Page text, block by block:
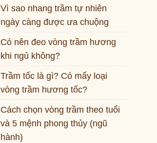
Vì sao nhang trầm tự nhiên
ngày càng được ưa chuộng
Có nên đeo vòng trầm hương
khi ngủ không?
Trầm tốc là gì? Có mấy loại
vòng trầm hương tốc?
Cách chọn vòng trầm theo tuổi
và 5 mệnh phong thủy (ngũ
hành)